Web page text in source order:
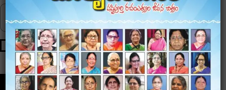
Save my name, email, and website in this browser for
the next time I comment.